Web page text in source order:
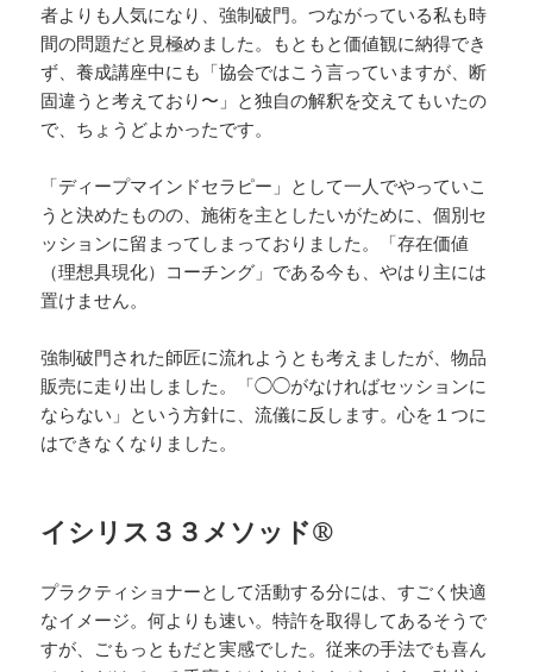
者よりも人気になり、強制破門。つながっている私も時
間の問題だと見極めました。もともと価値観に納得でき
ず、養成講座中にも「協会ではこう言っていますが、断
固違うと考えており〜」と独自の解釈を交えてもいたの
で、ちょうどよかったです。
「ディープマインドセラピー」として一人でやっていこ
うと決めたものの、施術を主としたいがために、個別セ
ッションに留まってしまっておりました。「存在価値
（理想具現化）コーチング」である今も、やはり主には
置けません。
強制破門された師匠に流れようとも考えましたが、物品
販売に走り出しました。「◯◯がなければセッションに
ならない」という方針に、流儀に反します。心を１つに
はできなくなりました。
イシリス３３メソッド®️
プラクティショナーとして活動する分には、すごく快適
なイメージ。何よりも速い。特許を取得してあるそうで
すが、ごもっともだと実感でした。従来の手法でも喜ん